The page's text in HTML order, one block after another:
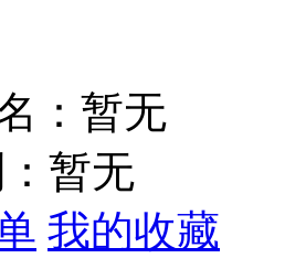
：暂无
暂无
我的收藏